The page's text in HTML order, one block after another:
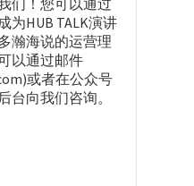
为HUB TALK演讲
瀚海说的运营理
以通过邮件
或者在公众号
台向我们咨询。